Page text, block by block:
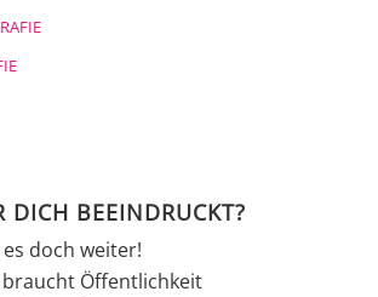
DICH BEEINDRUCKT?
doch weiter!
Öffentlichkeit